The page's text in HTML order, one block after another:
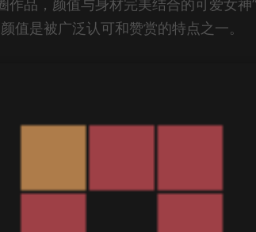
品，颜值与身材完美结合的可爱女神”
值是被广泛认可和赞赏的特点之一。